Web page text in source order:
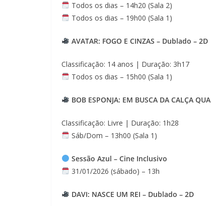
Todos os dias – 14h20 (Sala 2)
Todos os dias – 19h00 (Sala 1)
AVATAR: FOGO E CINZAS – Dublado – 2D
Classificação: 14 anos | Duração: 3h17
Todos os dias – 15h00 (Sala 1)
BOB ESPONJA: EM BUSCA DA CALÇA
Classificação: Livre | Duração: 1h28
Sáb/Dom – 13h00 (Sala 1)
Sessão Azul – Cine Inclusivo
31/01/2026 (sábado) – 13h
DAVI: NASCE UM REI – Dublado – 2D